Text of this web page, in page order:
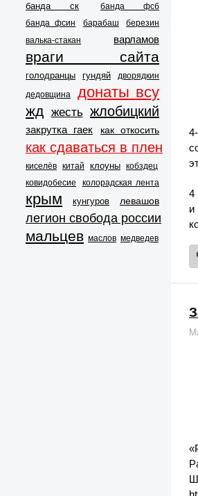
банда ск
банда фсб
банда фсин
барабаш
березин
валька-стакан
варламов
враги сайта
голодранцы гундяй
дворядкин
дедовщина
донаты всу
жд жесть жлобицкий
закрутка гаек как откосить
как сдаваться в плен
киселёв китай клоуны кобздец
ковидобесие
колорадская лента
крым кунгуров левашов
легион свобода россии
мальцев маслов медведев
4
и